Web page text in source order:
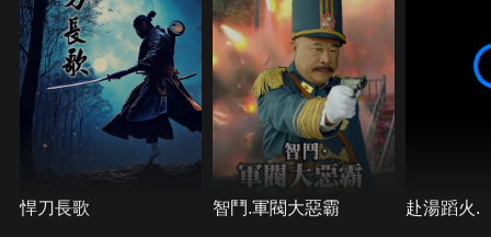
佐太子繼位，保天下太平。
悍刀長歌 智鬥.軍閥大惡霸 赴湯蹈火.